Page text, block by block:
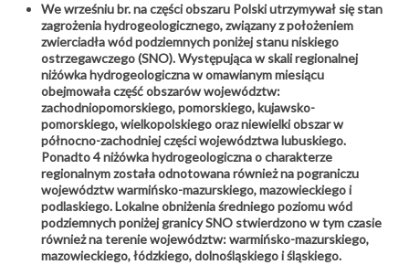
We wrześniu br. na części obszaru Polski utrzymywał się stan
zagrożenia hydrogeologicznego, związany z położeniem
zwierciadła wód podziemnych poniżej stanu niskiego
ostrzegawczego (SNO). Występująca w skali regionalnej
niżówka hydrogeologiczna w omawianym miesiącu
obejmowała część obszarów województw:
zachodniopomorskiego, pomorskiego, kujawsko-
pomorskiego, wielkopolskiego oraz niewielki obszar w
północno-zachodniej części województwa lubuskiego.
Ponadto 4 niżówka hydrogeologiczna o charakterze
regionalnym została odnotowana również na pograniczu
województw warmińsko-mazurskiego, mazowieckiego i
podlaskiego. Lokalne obniżenia średniego poziomu wód
podziemnych poniżej granicy SNO stwierdzono w tym czasie
również na terenie województw: warmińsko-mazurskiego,
mazowieckiego, łódzkiego, dolnośląskiego i śląskiego.